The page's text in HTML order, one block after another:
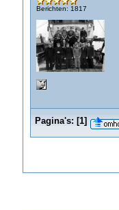
Berichten: 1817
Pagina's: [1]